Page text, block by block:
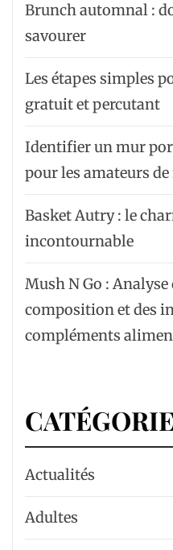
Brunch automnal :
savourer
Les étapes simples
gratuit et percutant
Identifier un mur
pour les amateurs
Basket Autry : le
incontournable
Mush N Go :
composition et des
compléments
Actualités
Adultes